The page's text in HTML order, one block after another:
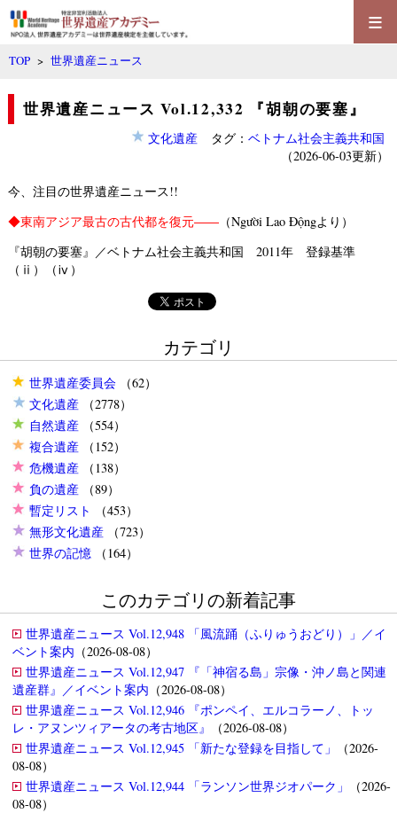
≡
TOP >世界遺産ニュース
世界遺産ニュース Vol.12,332 『胡朝の要塞』
文化遺産タグ： ベトナム社会主義共和国
（2026-06-03更新）
今、注目の世界遺産ニュース!!
◆東南アジア最古の古代都を復元――（Người Lao Độngより）
『胡朝の要塞』／ベトナム社会主義共和国 2011年 登録基準
（ⅱ）（ⅳ）
カテゴリ
世界遺産委員会（62）
文化遺産（2778）
自然遺産（554）
複合遺産（152）
危機遺産（138）
負の遺産（89）
暫定リスト
（453）
無形文化遺産（723）
世界の記憶（164）
このカテゴリの新着記事
世界遺産ニュース Vol.12,948 「風流踊（ふりゅうおどり）」／イ
ベント案内 （2026-08-08）
世界遺産ニュース Vol.12,947 『「神宿る島」宗像・沖ノ島と関連
遺産群』／イベント案内 （2026-08-08）
世界遺産ニュース Vol.12,946 『ポンペイ、エルコラーノ、トッ
レ・アヌンツィアータの考古地区』
（2026-08-08）
世界遺産ニュース Vol.12,945 「新たな登録を目指して」
（2026-
08-08）
世界遺産ニュース Vol.12,944 「ランソン世界ジオパーク」
（2026-
08-08）